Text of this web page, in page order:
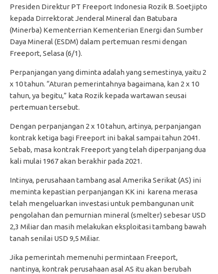
Presiden Direktur PT Freeport Indonesia Rozik B. Soetjipto
kepada Dirrektorat Jenderal Mineral dan Batubara
(Minerba) Kementerrian Kementerian Energi dan Sumber
Daya Mineral (ESDM) dalam pertemuan resmi dengan
Freeport, Selasa (6/1).
Perpanjangan yang diminta adalah yang semestinya, yaitu 2
x 10 tahun. “Aturan pemerintahnya bagaimana, kan 2 x 10
tahun, ya begitu,” kata Rozik kepada wartawan seusai
pertemuan tersebut.
Dengan perpanjangan 2 x 10 tahun, artinya, perpanjangan
kontrak ketiga bagi Freeport ini bakal sampai tahun 2041.
Sebab, masa kontrak Freeport yang telah diperpanjang dua
kali mulai 1967 akan berakhir pada 2021.
Intinya, perusahaan tambang asal Amerika Serikat (AS) ini
meminta kepastian perpanjangan KK ini karena merasa
telah mengeluarkan investasi untuk pembangunan unit
pengolahan dan pemurnian mineral (smelter) sebesar USD
2,3 Miliar dan masih melakukan eksploitasi tambang bawah
tanah senilai USD 9,5 Miliar.
Jika pemerintah memenuhi permintaan Freeport,
nantinya, kontrak perusahaan asal AS itu akan berubah